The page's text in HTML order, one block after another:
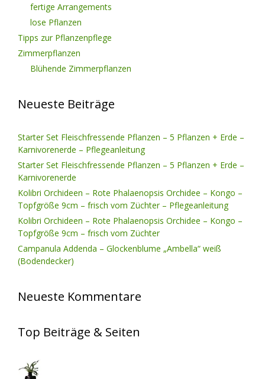
fertige Arrangements
lose Pflanzen
Tipps zur Pflanzenpflege
Zimmerpflanzen
Blühende Zimmerpflanzen
Neueste Beiträge
Starter Set Fleischfressende Pflanzen – 5 Pflanzen + Erde –
Karnivorenerde – Pflegeanleitung
Starter Set Fleischfressende Pflanzen – 5 Pflanzen + Erde –
Karnivorenerde
Kolibri Orchideen – Rote Phalaenopsis Orchidee – Kongo –
Topfgröße 9cm – frisch vom Züchter – Pflegeanleitung
Kolibri Orchideen – Rote Phalaenopsis Orchidee – Kongo –
Topfgröße 9cm – frisch vom Züchter
Campanula Addenda – Glockenblume „Ambella“ weiß
(Bodendecker)
Neueste Kommentare
Top Beiträge & Seiten